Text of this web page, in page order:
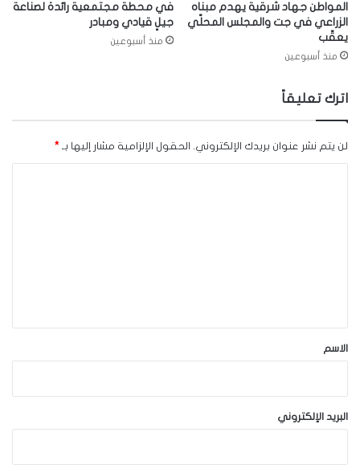
المواطن جهاد شرقية يهدم مبناه
الزراعي في جت والمجلس المحلّي
يعقّب
منذ أسبوعين
في محطة مجتمعية رائدة لصناعة
جيلٍ قيادي ومبادر
منذ أسبوعين
اترك تعليقاً
لن يتم نشر عنوان بريدك الإلكتروني. الحقول الإلزامية مشار إليها بـ *
*الاسم
البريد الإلكتروني